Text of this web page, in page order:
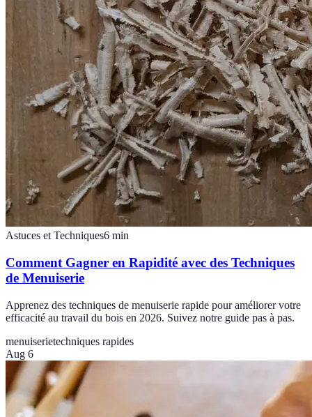
Astuces et Techniques6 min
Comment Gagner en Rapidité avec des Techniques
de Menuiserie
Apprenez des techniques de menuiserie rapide pour améliorer votre
efficacité au travail du bois en 2026. Suivez notre guide pas à pas.
menuiserietechniques rapides
Aug 6